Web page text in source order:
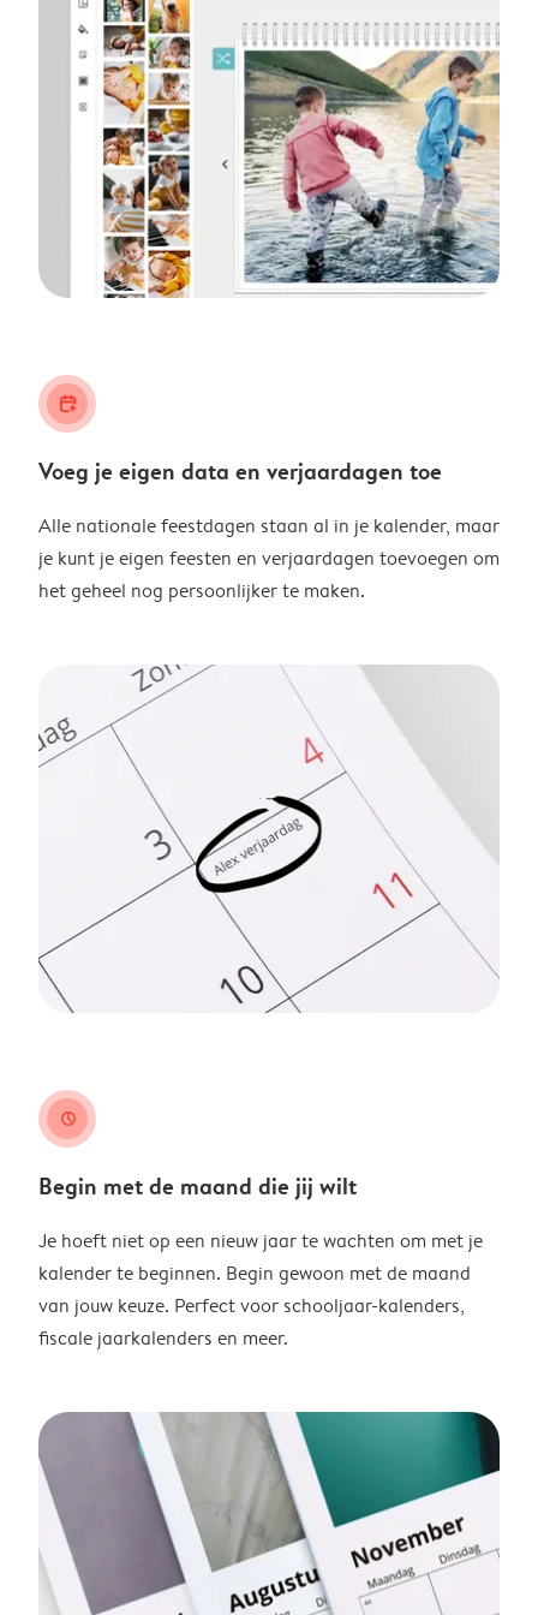
calendar_plus
Voeg je eigen data en verjaardagen toe
Alle nationale feestdagen staan al in je kalender, maar
je kunt je eigen feesten en verjaardagen toevoegen om
het geheel nog persoonlijker te maken.
clock
Begin met de maand die jij wilt
Je hoeft niet op een nieuw jaar te wachten om met je
kalender te beginnen. Begin gewoon met de maand
van jouw keuze. Perfect voor schooljaar-kalenders,
fiscale jaarkalenders en meer.